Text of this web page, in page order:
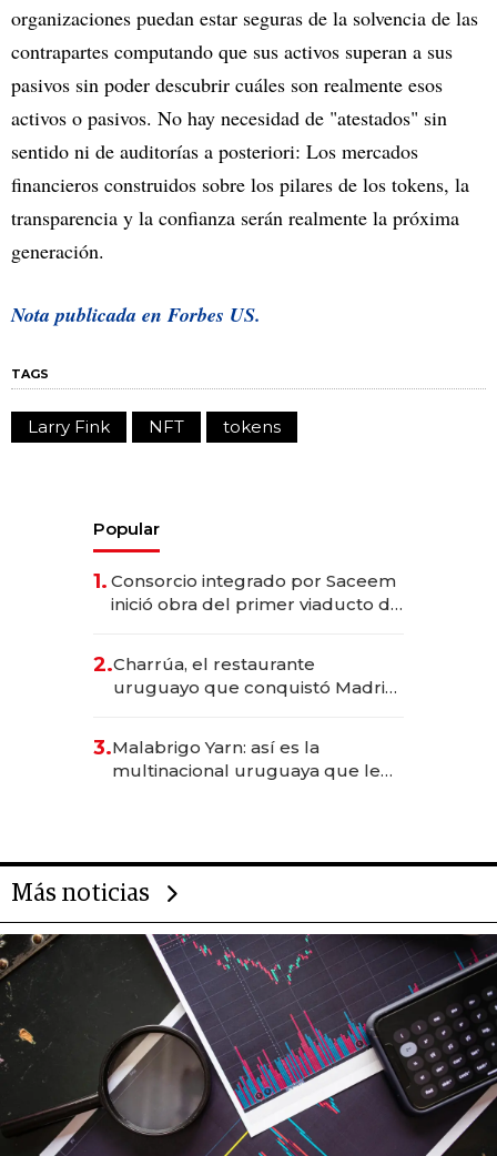
organizaciones puedan estar seguras de la solvencia de las
contrapartes computando que sus activos superan a sus
pasivos sin poder descubrir cuáles son realmente esos
activos o pasivos. No hay necesidad de "atestados" sin
sentido ni de auditorías a posteriori: Los mercados
financieros construidos sobre los pilares de los tokens, la
transparencia y la confianza serán realmente la próxima
generación.
Nota publicada en Forbes US.
TAGS
Larry Fink NFT tokens
Popular
1. Consorcio integrado por Saceem
inició obra del primer viaducto de
millones
2.Charrúa, el restaurante
uruguayo que conquistó Madrid:
anticipación y prepara apertura
3.Malabrigo Yarn: así es la
multinacional uruguaya que le
Más noticias